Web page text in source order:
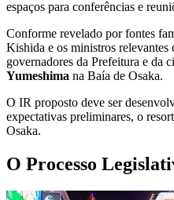
espaços para conferências e
Conforme revelado por fontes
Kishida e os ministros relevantes
governadores da Prefeitura e da
Yumeshima na Baía de Osaka.
O IR proposto deve ser
expectativas preliminares, o
Osaka.
O Processo